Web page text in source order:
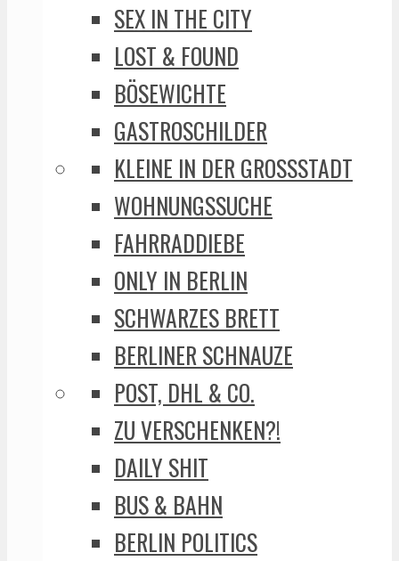
SEX IN THE CITY
LOST & FOUND
BÖSEWICHTE
GASTROSCHILDER
KLEINE IN DER GROSSSTADT
WOHNUNGSSUCHE
FAHRRADDIEBE
ONLY IN BERLIN
SCHWARZES BRETT
BERLINER SCHNAUZE
POST, DHL & CO.
ZU VERSCHENKEN?!
DAILY SHIT
BUS & BAHN
BERLIN POLITICS